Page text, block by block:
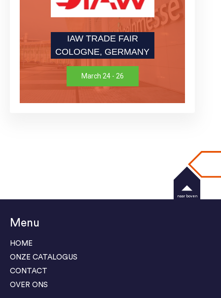
IAW TRADE FAIR
COLOGNE, GERMANY
March 24 - 26
Menu
HOME
ONZE CATALOGUS
CONTACT
OVER ONS
naar boven